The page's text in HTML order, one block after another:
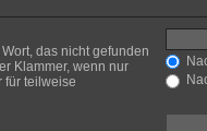
das nicht gefunden
Klammer, wenn nur
für teilweise